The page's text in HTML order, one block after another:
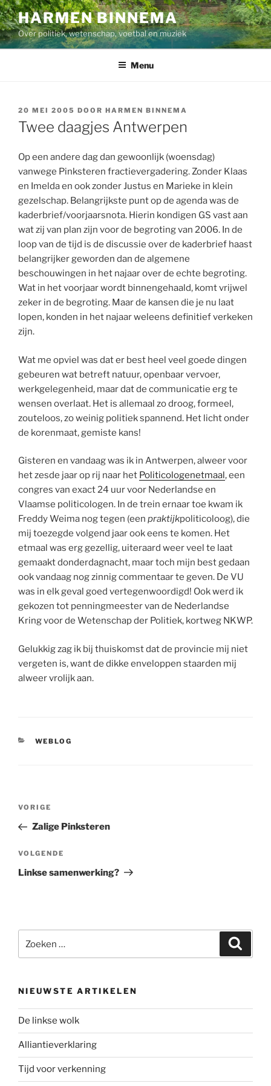
Ga
naar
de
inhoud
HARMEN BINNEMA
Over politiek, wetenschap, voetbal en muziek
Menu
GEPLAATST
OP
20 MEI 2005 DOOR HARMEN BINNEMA
Twee daagjes Antwerpen
Op een andere dag dan gewoonlijk (woensdag)
vanwege Pinksteren fractievergadering. Zonder Klaas
en Imelda en ook zonder Justus en Marieke in klein
gezelschap. Belangrijkste punt op de agenda was de
kaderbrief/voorjaarsnota. Hierin kondigen GS vast aan
wat zij van plan zijn voor de begroting van 2006. In de
loop van de tijd is de discussie over de kaderbrief haast
belangrijker geworden dan de algemene
beschouwingen in het najaar over de echte begroting.
Wat in het voorjaar wordt binnengehaald, komt vrijwel
zeker in de begroting. Maar de kansen die je nu laat
lopen, konden in het najaar weleens definitief verkeken
zijn.
Wat me opviel was dat er best heel veel goede dingen
gebeuren wat betreft natuur, openbaar vervoer,
werkgelegenheid, maar dat de communicatie erg te
wensen overlaat. Het is allemaal zo droog, formeel,
zouteloos, zo weinig politiek spannend. Het licht onder
de korenmaat, gemiste kans!
Gisteren en vandaag was ik in Antwerpen, alweer voor
het zesde jaar op rij naar het Politicologenetmaal, een
congres van exact 24 uur voor Nederlandse en
Vlaamse politicologen. In de trein ernaar toe kwam ik
Freddy Weima nog tegen (een praktijkpoliticoloog), die
mij toezegde volgend jaar ook eens te komen. Het
etmaal was erg gezellig, uiteraard weer veel te laat
gemaakt donderdagnacht, maar toch mijn best gedaan
ook vandaag nog zinnig commentaar te geven. De VU
was in elk geval goed vertegenwoordigd! Ook werd ik
gekozen tot penningmeester van de Nederlandse
Kring voor de Wetenschap der Politiek, kortweg NKWP.
Gelukkig zag ik bij thuiskomst dat de provincie mij niet
vergeten is, want de dikke enveloppen staarden mij
alweer vrolijk aan.
CATEGORIEËN
WEBLOG
Bericht
Vorig
bericht
VORIGE
Zalige Pinksteren
Volgend
bericht
VOLGENDE
Linkse samenwerking?
naar:
NIEUWSTE ARTIKELEN
De linkse wolk
Alliantieverklaring
Tijd voor verkenning